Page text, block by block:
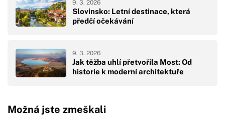
Slovinsko: Letní destinace, která
předčí očekávání
9. 3. 2026
Jak těžba uhlí přetvořila Most: Od
historie k moderní architektuře
9. 3. 2026
Možná jste zmeškali